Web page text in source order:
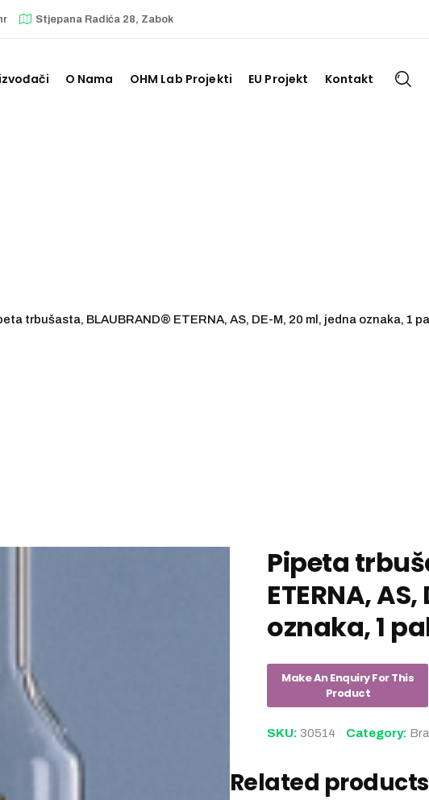
Stjepana Radića 28, Zabok
O Nama OHM Lab Projekti EU Projekt Kontakt
trbušasta, BLAUBRAND® ETERNA, AS, DE-M, 20 ml, jedna oznaka, 1
Pipeta
ETERNA,
oznaka, 1
SKU:30514 Category:
Related products